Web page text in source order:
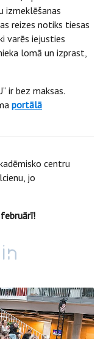
izmeklēšanas
reizes notiks tiesas
varēs iejusties
lomā un izprast,
ir bez maksas.
portālā
centru
jo